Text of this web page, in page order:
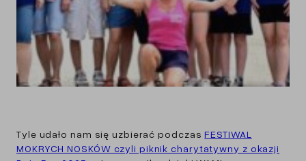
Tyle udało nam się uzbierać podczasFESTIWAL
MOKRYCH NOSKÓW czyli piknik charytatywny z okazji